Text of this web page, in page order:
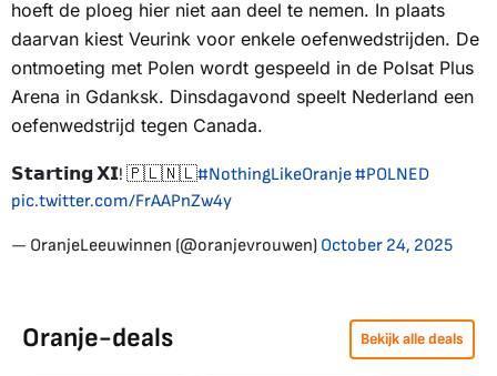
hoeft de ploeg hier niet aan deel te nemen. In plaats
daarvan kiest Veurink voor enkele oefenwedstrijden. De
ontmoeting met Polen wordt gespeeld in de Polsat Plus
Arena in Gdanksk. Dinsdagavond speelt Nederland een
oefenwedstrijd tegen Canada.
𝗦𝘁𝗮𝗿𝘁𝗶𝗻𝗴 𝗫𝗜! 🇵🇱🇳🇱#NothingLikeOranje#POLNED
pic.twitter.com/FrAAPnZw4y
— OranjeLeeuwinnen (@oranjevrouwen) October 24, 2025
Oranje-deals Bekijk alle deals